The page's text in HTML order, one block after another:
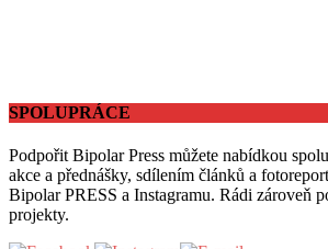
SPOLUPRÁCE
Podpořit Bipolar Press můžete nabídkou
akce a přednášky, sdílením článků a
Bipolar PRESS a Instagramu. Rádi zároveň
projekty.